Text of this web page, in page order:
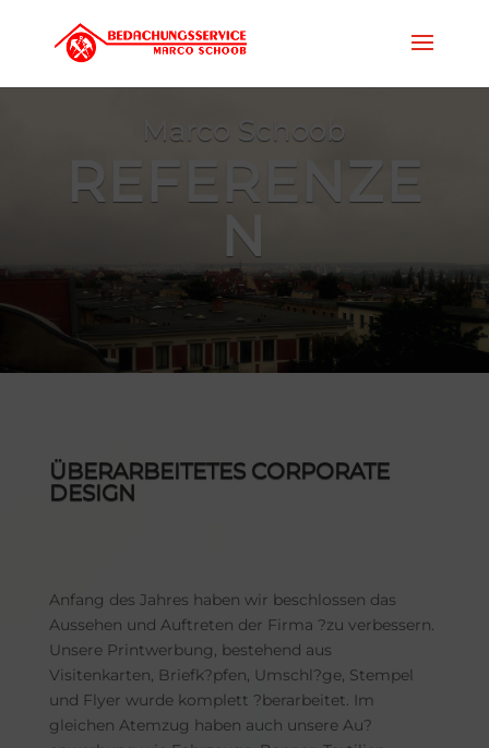
Marco Schoob
REFERENZE
N
ÜBERARBEITETES CORPORATE
DESIGN
Anfang des Jahres haben wir beschlossen das
Aussehen und Auftreten der Firma ?zu verbessern.
Unsere Printwerbung, bestehend aus
Visitenkarten, Briefk?pfen, Umschl?ge, Stempel
und Flyer wurde komplett ?berarbeitet. Im
gleichen Atemzug haben auch unsere Au?